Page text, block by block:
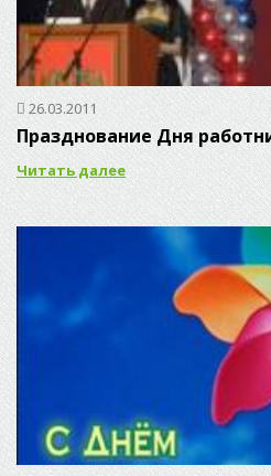
26.03.2011
Празднование Дня
Читать далее